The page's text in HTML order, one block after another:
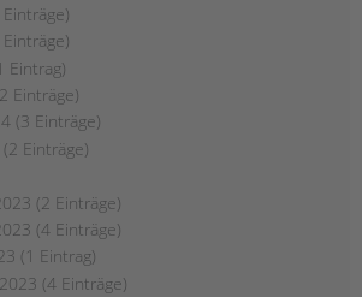
Eintrag)
Einträge)
(3 Einträge)
Einträge)
(2 Einträge)
(4 Einträge)
(1 Eintrag)
(4 Einträge)